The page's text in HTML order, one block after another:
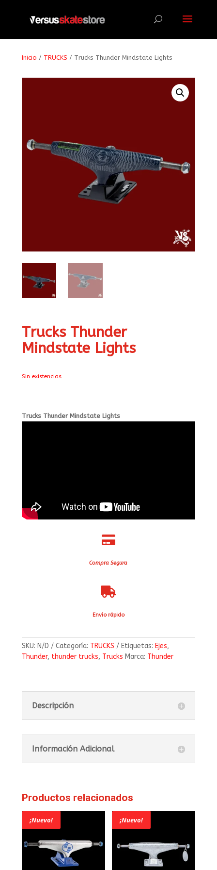
Inicio / TRUCKS / Trucks Thunder Mindstate Lights
Trucks Thunder
Mindstate Lights
Sin existencias
Trucks Thunder Mindstate Lights

Compra Segura

Envío rápido
SKU: N/D Categoría: TRUCKS Etiquetas: Ejes,
Thunder, thunder trucks, Trucks Marca: Thunder
Descripción
Información Adicional
Productos relacionados
¡Nuevo! ¡Nuevo!